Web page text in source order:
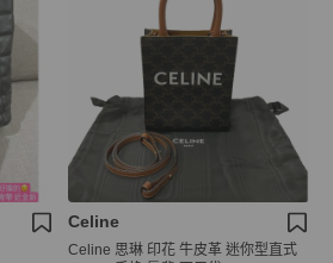
Celine
Celine 思琳 印花 牛皮革 迷你型直式